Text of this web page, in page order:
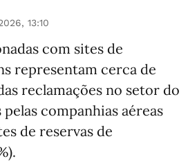
13:10
com sites de
representam cerca de
reclamações no setor do
companhias aéreas
de reservas de